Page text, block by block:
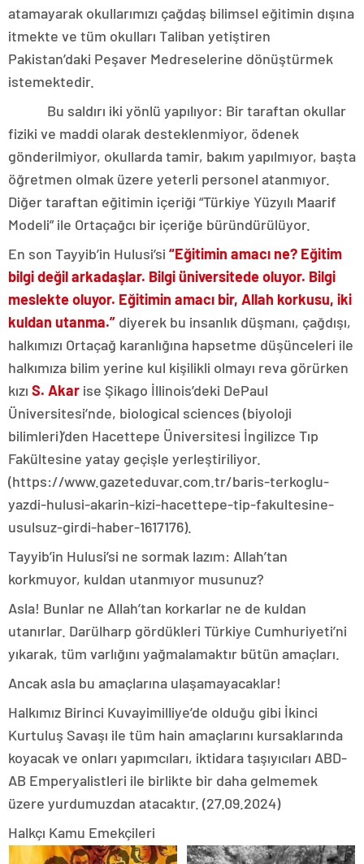
atamayarak okullarımızı çağdaş bilimsel eğitimin dışına
itmekte ve tüm okulları Taliban yetiştiren
Pakistan’daki Peşaver Medreselerine dönüştürmek
istemektedir.
Bu saldırı iki yönlü yapılıyor: Bir taraftan okullar
fiziki ve maddi olarak desteklenmiyor, ödenek
gönderilmiyor, okullarda tamir, bakım yapılmıyor, başta
öğretmen olmak üzere yeterli personel atanmıyor.
Diğer taraftan eğitimin içeriği “Türkiye Yüzyılı Maarif
Modeli” ile Ortaçağcı bir içeriğe büründürülüyor.
En son Tayyib’in Hulusi’si “Eğitimin amacı ne? Eğitim
bilgi değil arkadaşlar. Bilgi üniversitede oluyor. Bilgi
meslekte oluyor. Eğitimin amacı bir, Allah korkusu, iki
kuldan utanma.” diyerek bu insanlık düşmanı, çağdışı,
halkımızı Ortaçağ karanlığına hapsetme düşünceleri ile
halkımıza bilim yerine kul kişilikli olmayı reva görürken
kızı S. Akar ise Şikago İllinois’deki DePaul
Üniversitesi’nde, biological sciences (biyoloji
bilimleri)’den Hacettepe Üniversitesi İngilizce Tıp
Fakültesine yatay geçişle yerleştiriliyor.
(https://www.gazeteduvar.com.tr/baris-terkoglu-
yazdi-hulusi-akarin-kizi-hacettepe-tip-fakultesine-
usulsuz-girdi-haber-1617176).
Tayyib’in Hulusi’si ne sormak lazım: Allah’tan
korkmuyor, kuldan utanmıyor musunuz?
Asla! Bunlar ne Allah’tan korkarlar ne de kuldan
utanırlar. Darülharp gördükleri Türkiye Cumhuriyeti’ni
yıkarak, tüm varlığını yağmalamaktır bütün amaçları.
Ancak asla bu amaçlarına ulaşamayacaklar!
Halkımız Birinci Kuvayimilliye’de olduğu gibi İkinci
Kurtuluş Savaşı ile tüm hain amaçlarını kursaklarında
koyacak ve onları yapımcıları, iktidara taşıyıcıları ABD-
AB Emperyalistleri ile birlikte bir daha gelmemek
üzere yurdumuzdan atacaktır. (27.09.2024)
Halkçı Kamu Emekçileri